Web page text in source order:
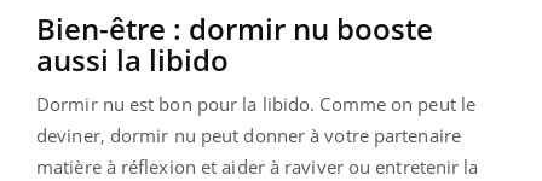
Bien-être : dormir nu booste
aussi la libido
Dormir nu est bon pour la libido. Comme on peut le
deviner, dormir nu peut donner à votre partenaire
matière à réflexion et aider à raviver ou entretenir la